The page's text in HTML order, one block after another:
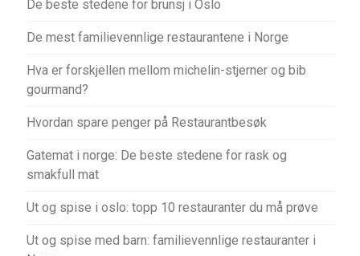
De beste stedene for brunsj i Oslo
De mest familievennlige restaurantene i Norge
Hva er forskjellen mellom michelin-stjerner og bib
gourmand?
Hvordan spare penger på Restaurantbesøk
Gatemat i norge: De beste stedene for rask og
smakfull mat
Ut og spise i oslo: topp 10 restauranter du må prøve
Ut og spise med barn: familievennlige restauranter i